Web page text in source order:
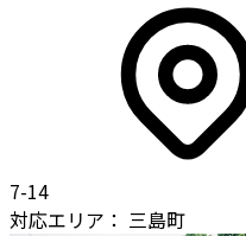
7-14
対応エリア： 三島町